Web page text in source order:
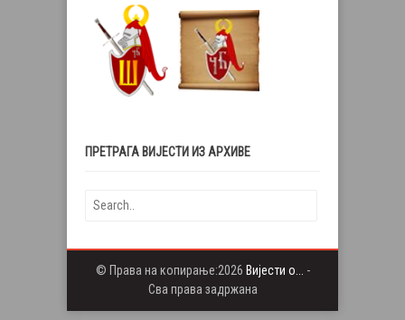
ПРЕТРАГА ВИЈЕСТИ ИЗ АРХИВЕ
© Права на копирање:2026 Вијести о...
-
Сва права задржана